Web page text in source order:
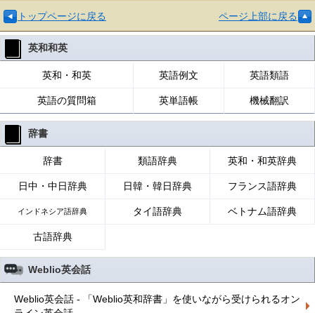
トップページに戻る ページ上部に戻る
英和和英
英和・和英 英語例文 英語類語
英語の質問箱 英単語帳 機械翻訳
辞書
辞書 類語辞典 英和・和英辞典
日中・中日辞典 日韓・韓日辞典 フランス語辞典
インドネシア語辞典 タイ語辞典 ベトナム語辞典
古語辞典
Weblio英会話
Weblio英会話 - 「Weblio英和辞書」を使いながら受けられるオン